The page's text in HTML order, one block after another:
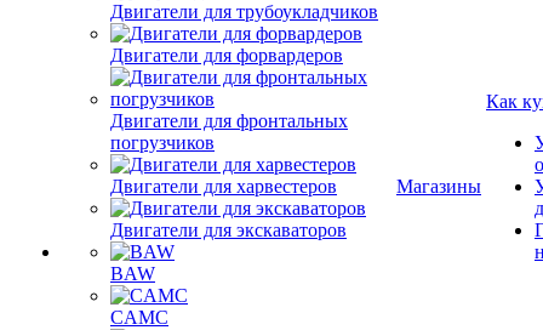
Двигатели для трубоукладчиков
Двигатели для форвардеров
Двигатели для фронтальных
погрузчиков
Двигатели для харвестеров
Двигатели для экскаваторов
BAW
CAMC
Магазины
Как